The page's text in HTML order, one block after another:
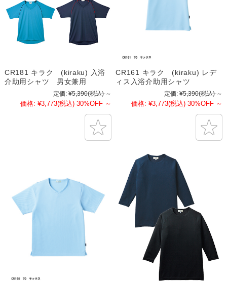
CR181 キラク (kiraku) 入浴
介助用シャツ 男女兼用
定価: ¥5,390(税込) ～
価格: ¥3,773(税込) 30%OFF ～
CR161 キラク (kiraku) レデ
ィス入浴介助用シャツ
定価: ¥5,390(税込) ～
価格: ¥3,773(税込) 30%OFF ～